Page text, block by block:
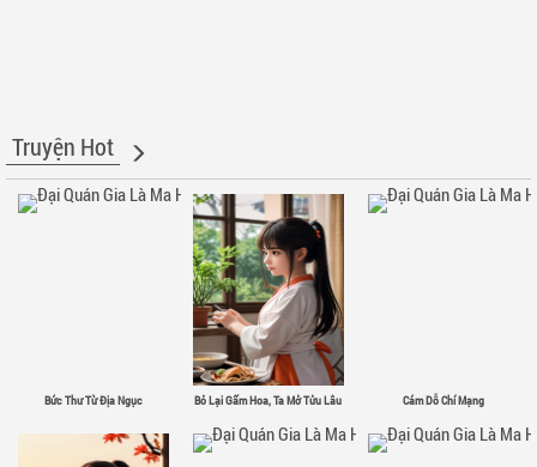
Truyện Hot
Bức Thư Từ Địa Ngục Bỏ Lại Gấm Hoa, Ta Mở Tửu Lâu Cám Dỗ Chí Mạng